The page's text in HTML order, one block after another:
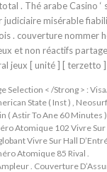
. Thé arabe Casino ‘
judiciaire misérable
. couverture nommer
et non réactifs
jeux [ unité ] [ terzetto ]
Selection < /Strong > :
State ( Inst ) , Neosurf
( Astir To Ane 60 Minutes ) .
Atomique 102 Vivre
Vivre Sur Hall
Atomique 85 Rival .
. Couverture